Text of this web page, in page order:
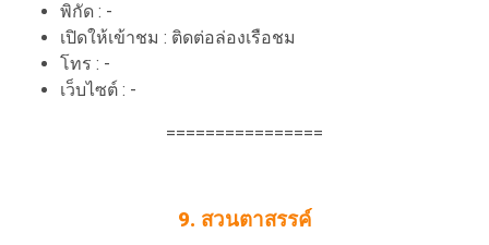
พิกัด : -
เปิดให้เข้าชม : ติดต่อล่องเรือชม
โทร : -
เว็บไซต์ : -
================
9. สวนตาสรรค์